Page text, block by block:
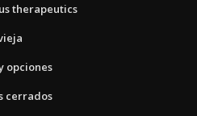
therapeutics
opciones
cerrados